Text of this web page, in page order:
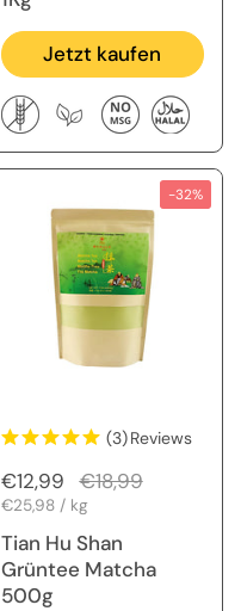
Jetzt kaufen
(3)Reviews
Regulärer Preis
€12,99 Sale-Preis
€18,99
Stückpreis
€25,98 / kg
Tian Hu Shan
Grüntee Matcha
500g
-32%